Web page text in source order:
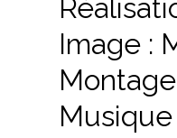
Image :